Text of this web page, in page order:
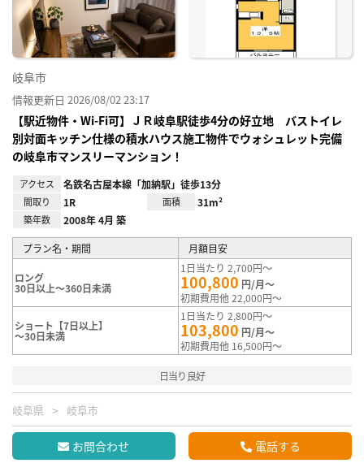
岐阜市
情報更新日 2026/08/02 23:17
【駅近物件・Wi-Fi可】ＪＲ岐阜駅徒歩4分の好立地 バストイレ
別対面キッチン仕様の積水ハウス施工物件でウォシュレット完備
の岐阜市マンスリーマンション！
アクセス 名鉄名古屋本線「加納駅」徒歩13分
間取り 1R 面積 31m²
築年数 2008年 4月 築
プラン名・期間 月額目安
ロング
30日以上～360日未満
1日当たり 2,700円～
100,800 円/月～
初期費用他 22,000円～
ショート【7日以上】
～30日未満
1日当たり 2,800円～
103,800 円/月～
初期費用他 16,500円～
日当り良好
岐阜県 岐阜市
お問合わせ 電話する